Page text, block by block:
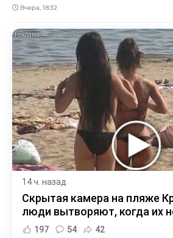
Вчера, 18:32
14 ч. назад
Скрытая камера на пляже
люди вытворяют, когда их
197 54 42